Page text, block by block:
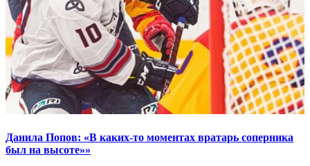
Данила Попов: «В каких-то моментах вратарь соперника
был на высоте»»